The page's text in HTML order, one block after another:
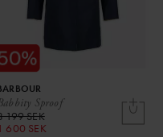
Sproof
199 SEK
600 SEK